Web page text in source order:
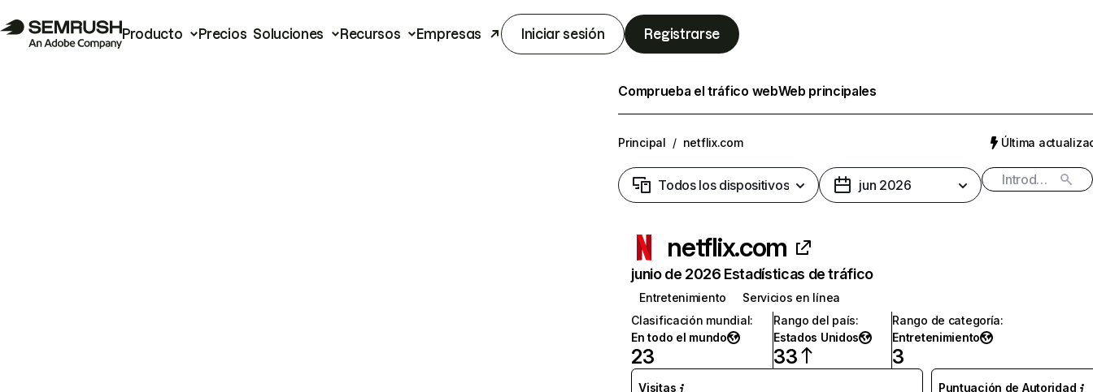
Producto Precios Soluciones Recursos Empresas Iniciar sesión Registrarse
Comprueba el tráfico webWeb principales
Principal / netflix.com Última
Todos los dispositivos jun 2026
netflix.com
junio de 2026 Estadísticas de tráfico
Entretenimiento
Servicios en línea
Clasificación mundial:
En todo el mundo
23
Rango del país:
Estados Unidos
33
Rango de categoría:
Entretenimiento
3
Visitas Puntuación de Autoridad